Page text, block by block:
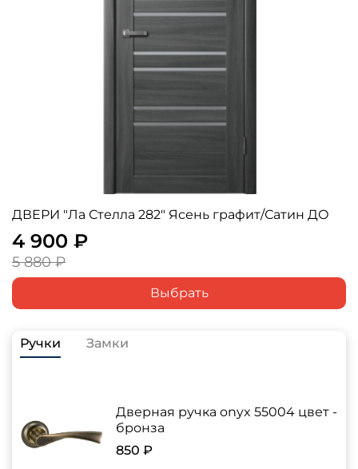
ДВЕРИ "Ла Стелла 282" Ясень графит/Сатин ДО
4 900 ₽
5 880 ₽
Выбрать
Ручки Замки
Дверная ручка onyx 55004 цвет -
бронза
850 ₽